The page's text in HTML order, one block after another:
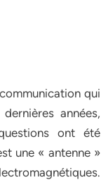
qui
années,
ont été
une « antenne »